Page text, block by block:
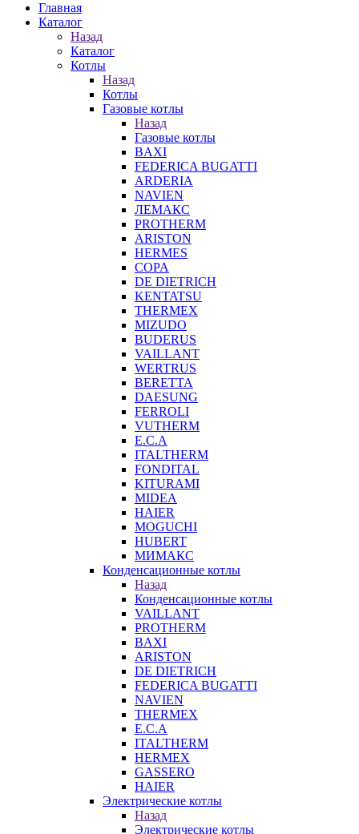
Главная
Каталог
Назад
Каталог
Котлы
Назад
Котлы
Газовые котлы
Назад
Газовые котлы
BAXI
FEDERICA BUGATTI
ARDERIA
NAVIEN
ЛЕМАКС
PROTHERM
ARISTON
HERMES
COPA
DE DIETRICH
KENTATSU
THERMEX
MIZUDO
BUDERUS
VAILLANT
WERTRUS
BERETTA
DAESUNG
FERROLI
VUTHERM
E.C.A
ITALTHERM
FONDITAL
KITURAMI
MIDEA
HAIER
MOGUCHI
HUBERT
МИМАКС
Конденсационные котлы
Назад
Конденсационные котлы
VAILLANT
PROTHERM
BAXI
ARISTON
DE DIETRICH
FEDERICA BUGATTI
NAVIEN
THERMEX
E.C.A
ITALTHERM
HERMEX
GASSERO
HAIER
Электрические котлы
Назад
Электрические котлы